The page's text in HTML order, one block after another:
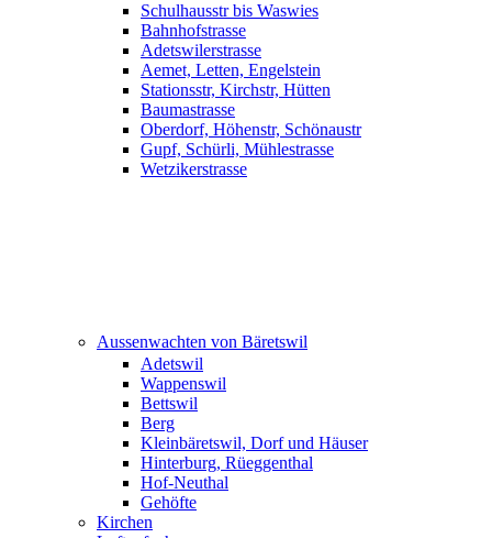
Schulhausstr bis Waswies
Bahnhofstrasse
Adetswilerstrasse
Aemet, Letten, Engelstein
Stationsstr, Kirchstr, Hütten
Baumastrasse
Oberdorf, Höhenstr, Schönaustr
Gupf, Schürli, Mühlestrasse
Wetzikerstrasse
Aussenwachten von Bäretswil
Adetswil
Wappenswil
Bettswil
Berg
Kleinbäretswil, Dorf und Häuser
Hinterburg, Rüeggenthal
Hof-Neuthal
Gehöfte
Kirchen